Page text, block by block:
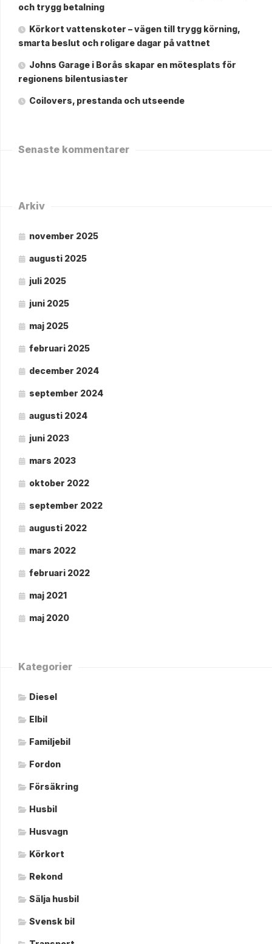
och trygg betalning
Körkort vattenskoter – vägen till trygg körning,
smarta beslut och roligare dagar på vattnet
Johns Garage i Borås skapar en mötesplats för
regionens bilentusiaster
Coilovers, prestanda och utseende
Senaste kommentarer
Arkiv
november 2025
augusti 2025
juli 2025
juni 2025
maj 2025
februari 2025
december 2024
september 2024
augusti 2024
juni 2023
mars 2023
oktober 2022
september 2022
augusti 2022
mars 2022
februari 2022
maj 2021
maj 2020
Kategorier
Diesel
Elbil
Familjebil
Fordon
Försäkring
Husbil
Husvagn
Körkort
Rekond
Sälja husbil
Svensk bil